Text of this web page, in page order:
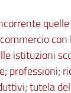
istituzioni
professioni;
tutela